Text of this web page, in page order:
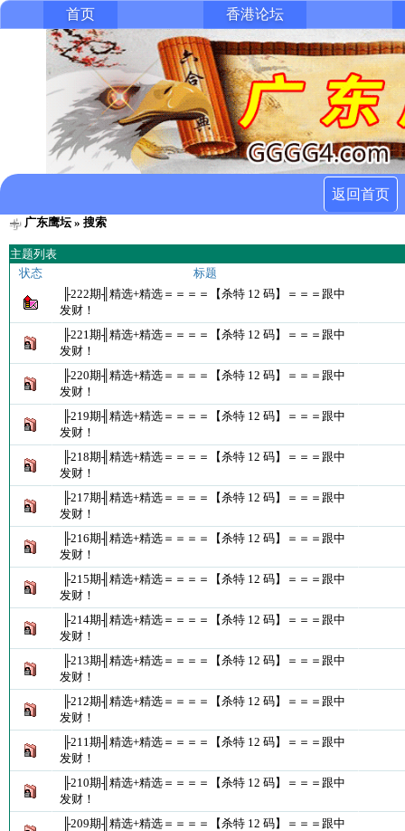
首页 香港论坛
返回首页
广东鹰坛» 搜索
主题列表
状态
标题
╟222期╢精选+精选＝＝＝＝【杀特 12 码】＝＝＝跟中
发财！
╟221期╢精选+精选＝＝＝＝【杀特 12 码】＝＝＝跟中
发财！
╟220期╢精选+精选＝＝＝＝【杀特 12 码】＝＝＝跟中
发财！
╟219期╢精选+精选＝＝＝＝【杀特 12 码】＝＝＝跟中
发财！
╟218期╢精选+精选＝＝＝＝【杀特 12 码】＝＝＝跟中
发财！
╟217期╢精选+精选＝＝＝＝【杀特 12 码】＝＝＝跟中
发财！
╟216期╢精选+精选＝＝＝＝【杀特 12 码】＝＝＝跟中
发财！
╟215期╢精选+精选＝＝＝＝【杀特 12 码】＝＝＝跟中
发财！
╟214期╢精选+精选＝＝＝＝【杀特 12 码】＝＝＝跟中
发财！
╟213期╢精选+精选＝＝＝＝【杀特 12 码】＝＝＝跟中
发财！
╟212期╢精选+精选＝＝＝＝【杀特 12 码】＝＝＝跟中
发财！
╟211期╢精选+精选＝＝＝＝【杀特 12 码】＝＝＝跟中
发财！
╟210期╢精选+精选＝＝＝＝【杀特 12 码】＝＝＝跟中
发财！
╟209期╢精选+精选＝＝＝＝【杀特 12 码】＝＝＝跟中